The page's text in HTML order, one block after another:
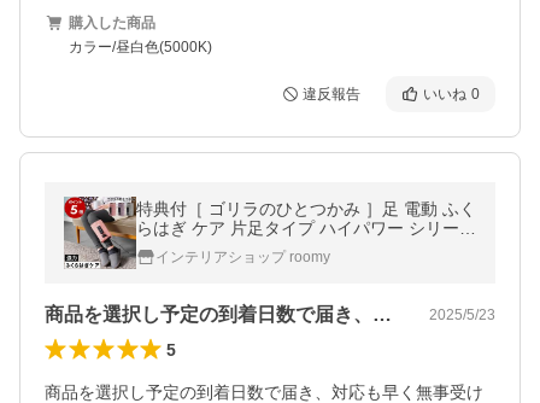
購入した商品
カラー/昼白色(5000K)
違反報告 いいね 0
特典付［ ゴリラのひとつかみ ］足 電動 ふく
らはぎ ケア 片足タイプ ハイパワー シリーズ
フット 軽量 強力ポンプ エアー式 レッグ リ
ラックスグッズ GRF-2401
インテリアショップ roomy
商品を選択し予定の到着日数で届き、対応… 2025/5/23
5
商品を選択し予定の到着日数で届き、対応も早く無事受け